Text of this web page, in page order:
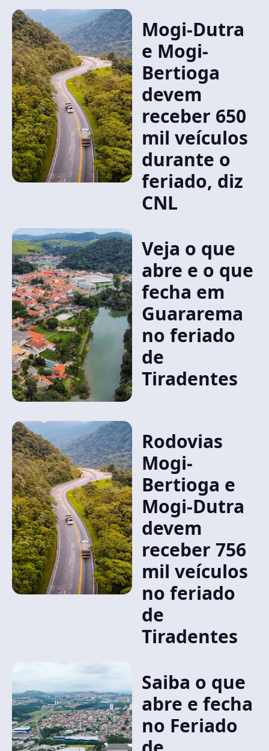
Mogi-Dutra
e Mogi-
Bertioga
devem
receber 650
mil veículos
durante o
feriado, diz
CNL
Veja o que
abre e o que
fecha em
Guararema
no feriado
de
Tiradentes
Rodovias
Mogi-
Bertioga e
Mogi-Dutra
devem
receber 756
mil veículos
no feriado
de
Tiradentes
Saiba o que
abre e fecha
no Feriado